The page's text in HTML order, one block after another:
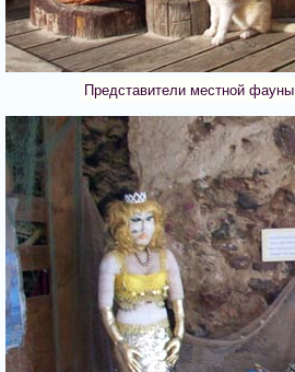
Представители местной фауны